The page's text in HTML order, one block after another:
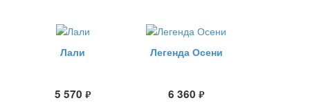
Лали
5 570 руб.
Легенда Осени
6 360 руб.